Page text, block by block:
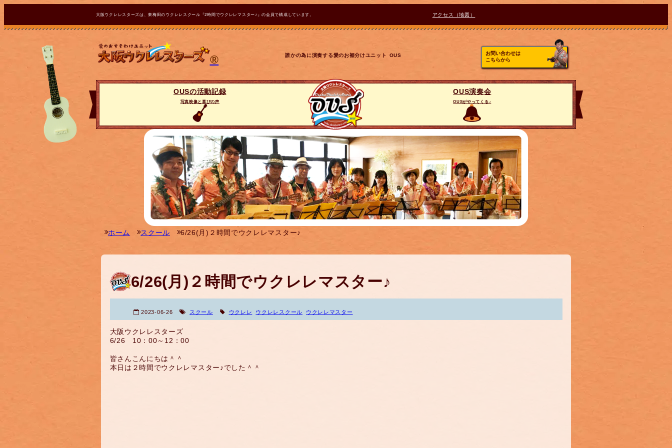
大阪ウクレレスターズは、東梅田のウクレレスクール『2時間でウクレレマスター♪』の会員で構成しています。 アクセス（地図）
® 誰かの為に演奏する愛のお裾分けユニット OUS
お問い合わせは
こちらから
OUSの活動記録
写真映像と喜びの声
OUS演奏会
OUSがやってくる♪
ホーム スクール 6/26(月)２時間でウクレレマスター♪
6/26(月)２時間でウクレレマスター♪
2023-06-26 スクール ウクレレ ウクレレスクール ウクレレマスター
大阪ウクレレスターズ
6/26 10：00～12：00
皆さんこんにちは＾＾
本日は２時間でウクレレマスター♪でした＾＾